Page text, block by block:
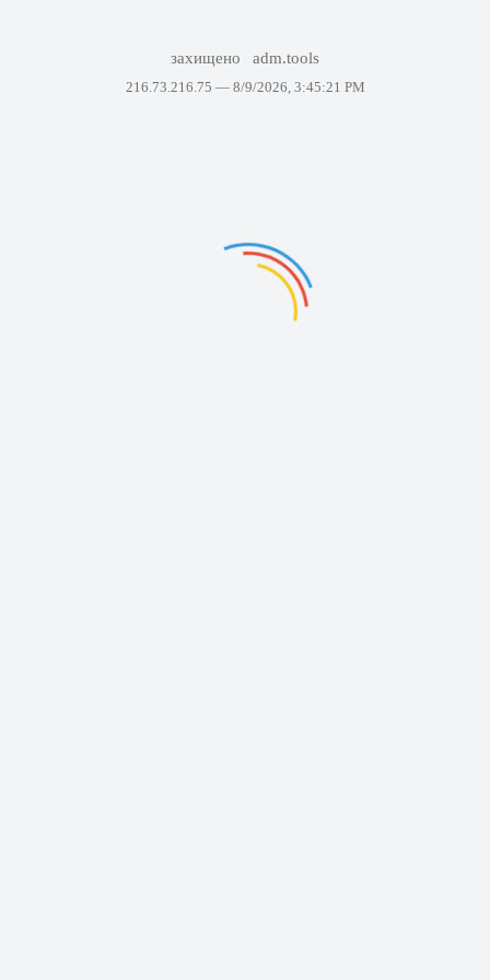
захищено adm.tools
216.73.216.75 — 8/9/2026, 3:45:21 PM